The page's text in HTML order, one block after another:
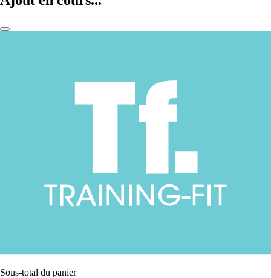
Sous-total du panier